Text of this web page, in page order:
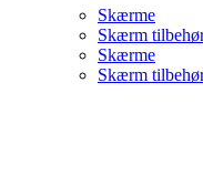
Skærme
Skærm
Skærme
Skærm